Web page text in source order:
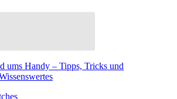
ums Handy – Tipps, Tricks und